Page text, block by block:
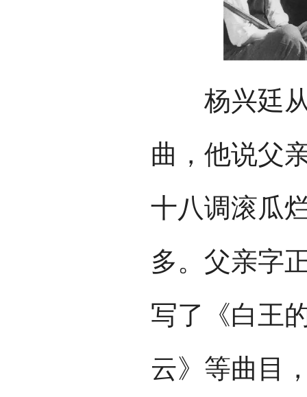
杨兴廷从
曲，他说父
十八调滚瓜
多。父亲字
写了《白王
云》等曲目